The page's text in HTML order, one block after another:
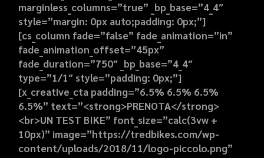
marginless_columns=”true” _bp_base=”4_4″
style=”margin: 0px auto;padding: 0px;”]
[cs_column fade=”false” fade_animation=”in”
fade_animation_offset=”45px”
fade_duration=”750″ _bp_base=”4_4″
type=”1/1″ style=”padding: 0px;”]
[x_creative_cta padding=”6.5% 6.5% 6.5%
6.5%” text=”<strong>PRENOTA</strong>
<br>UN TEST BIKE” font_size=”calc(3vw +
10px)” image=”https://tredbikes.com/wp-
content/uploads/2018/11/logo-piccolo.png”